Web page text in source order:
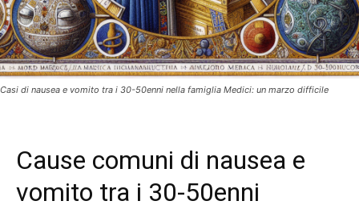
Casi di nausea e vomito tra i 30-50enni nella famiglia Medici: un marzo difficile
Cause comuni di nausea e
vomito tra i 30-50enni